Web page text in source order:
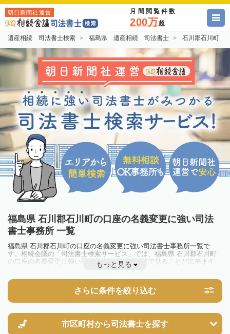
朝日新聞社運営 月間閲覧件数
200万超
遺産相続 司法書士検索 福島県 遺産相続 司法書士 石川郡石川町
福島県 石川郡石川町の口座の名義変更に強い司法
書士事務所 一覧
福島県 石川郡石川町の口座の名義変更に強い司法書士事務所一覧で
す。相続会議の「司法書士検索サービス」では、福島県 石川郡石川町
の口座の名義変更に強い司法書士事務所を一覧で見ることが出来ます。
相続のトラブルやお悩みを抱えている方は一度近隣の司法書士に相談し
もっと見る
さらに条件を絞り込む
市区町村から司法書士を探す